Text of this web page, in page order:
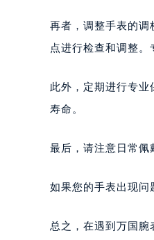
再者，调整手表的调
点进行检查和调整。
此外，定期进行专
寿命。
最后，请注意日常佩
如果您的手表出现问
总之，在遇到万国腕